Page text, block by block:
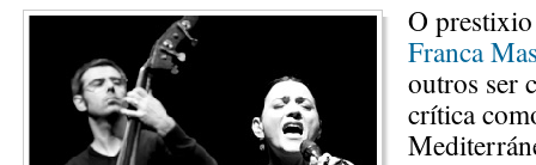
O
Franca
outros ser
crítica